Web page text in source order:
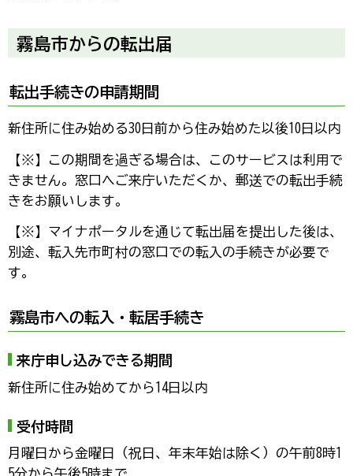
霧島市からの転出届
転出手続きの申請期間
新住所に住み始める30日前から住み始めた以後10日以内
【※】この期間を過ぎる場合は、このサービスは利用で
きません。窓口へご来庁いただくか、郵送での転出手続
きをお願いします。
【※】マイナポータルを通じて転出届を提出した後は、
別途、転入先市町村の窓口での転入の手続きが必要で
す。
霧島市への転入・転居手続き
来庁申し込みできる期間
新住所に住み始めてから14日以内
受付時間
月曜日から金曜日（祝日、年末年始は除く）の午前8時1
5分から午後5時まで